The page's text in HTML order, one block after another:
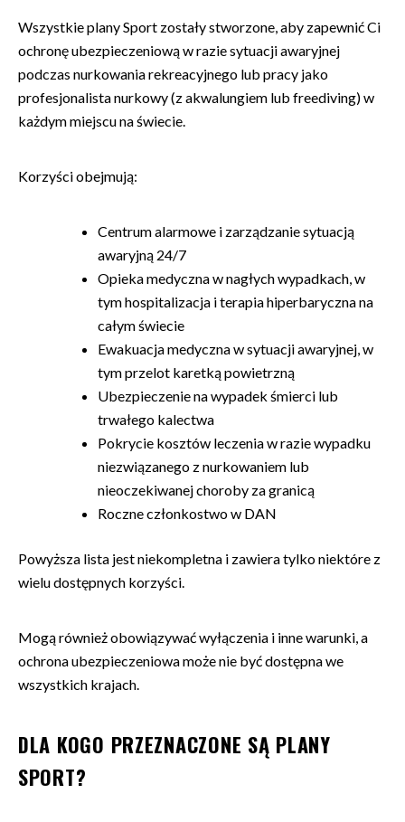
Wszystkie plany Sport zostały stworzone, aby zapewnić Ci
ochronę ubezpieczeniową w razie sytuacji awaryjnej
podczas nurkowania rekreacyjnego lub pracy jako
profesjonalista nurkowy (z akwalungiem lub freediving) w
każdym miejscu na świecie.
Korzyści obejmują:
Centrum alarmowe i zarządzanie sytuacją
awaryjną 24/7
Opieka medyczna w nagłych wypadkach, w
tym hospitalizacja i terapia hiperbaryczna na
całym świecie
Ewakuacja medyczna w sytuacji awaryjnej, w
tym przelot karetką powietrzną
Ubezpieczenie na wypadek śmierci lub
trwałego kalectwa
Pokrycie kosztów leczenia w razie wypadku
niezwiązanego z nurkowaniem lub
nieoczekiwanej choroby za granicą
Roczne członkostwo w DAN
Powyższa lista jest niekompletna i zawiera tylko niektóre z
wielu dostępnych korzyści.
Mogą również obowiązywać wyłączenia i inne warunki, a
ochrona ubezpieczeniowa może nie być dostępna we
wszystkich krajach.
DLA KOGO PRZEZNACZONE SĄ PLANY
SPORT?